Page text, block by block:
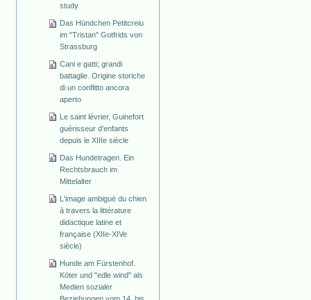
study
Das Hündchen Petitcreiu
im "Tristan" Gotfrids von
Strassburg
Cani e gatti; grandi
battaglie. Origine storiche
di un conflitto ancora
aperto
Le saint lévrier, Guinefort
guérisseur d'enfants
depuis le XIIIe siècle
Das Hundetragen. Ein
Rechtsbrauch im
Mittelalter
L'image ambiguë du chien
à travers la littérature
didactique latine et
française (XIIe-XIVe
siècle)
Hunde am Fürstenhof.
Köter und "edle wind" als
Medien sozialer
Beziehungen vom 14. bis